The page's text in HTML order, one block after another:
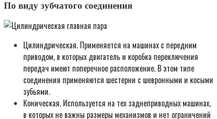
По виду зубчатого соединения
Цилиндрическая. Применяется на машинах с передним
приводом, в которых двигатель и коробка переключения
передач имеют поперечное расположение. В этом типе
соединения применяются шестерни с шевронными и косыми
зубьями.
Коническая. Используется на тех заднеприводных машинах,
в которых не важны размеры механизмов и нет ограничений